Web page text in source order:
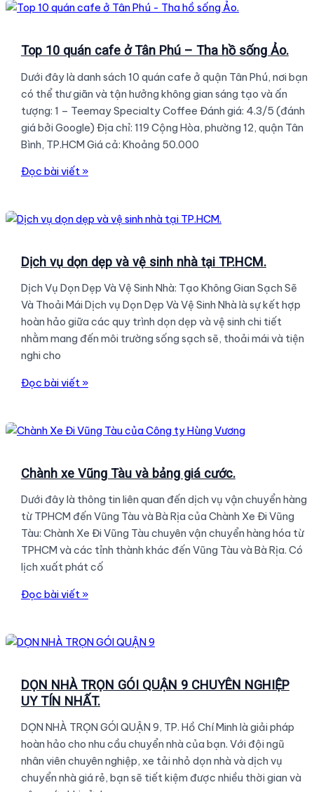
NHÀ
GÓI
247
TẠI
TPHCM
CỦA
HÙNG
VƯƠNG
Top 10 quán cafe ở Tân Phú – Tha hồ sống Ảo.
Dưới đây là danh sách 10 quán cafe ở quận Tân Phú, nơi bạn
có thể thư giãn và tận hưởng không gian sáng tạo và ấn
tượng: 1 – Teemay Specialty Coffee Đánh giá: 4.3/5 (đánh
giá bởi Google) Địa chỉ: 119 Cộng Hòa, phường 12, quận Tân
Bình, TP.HCM Giá cả: Khoảng 50.000
Top
cafe
Tân
Phú
–
Tha
hồ
sống
Ảo.
Đọc bài viết »
Dịch vụ dọn dẹp và vệ sinh nhà tại TP.HCM.
Dịch Vụ Dọn Dẹp Và Vệ Sinh Nhà: Tạo Không Gian Sạch Sẽ
Và Thoải Mái Dịch vụ Dọn Dẹp Và Vệ Sinh Nhà là sự kết hợp
hoàn hảo giữa các quy trình dọn dẹp và vệ sinh chi tiết
nhằm mang đến môi trường sống sạch sẽ, thoải mái và tiện
nghi cho
Dịch
dẹp
vệ
sinh
nhà
tại
TP.HCM.
Đọc bài viết »
Chành xe Vũng Tàu và bảng giá cước.
Dưới đây là thông tin liên quan đến dịch vụ vận chuyển hàng
từ TPHCM đến Vũng Tàu và Bà Rịa của Chành Xe Đi Vũng
Tàu: Chành Xe Đi Vũng Tàu chuyên vận chuyển hàng hóa từ
TPHCM và các tỉnh thành khác đến Vũng Tàu và Bà Rịa. Có
lịch xuất phát cố
Chành
Tàu
bảng
giá
cước.
Đọc bài viết »
DỌN NHÀ TRỌN GÓI QUẬN 9 CHUYÊN NGHIỆP
UY TÍN NHẤT.
DỌN NHÀ TRỌN GÓI QUẬN 9, TP. Hồ Chí Minh là giải pháp
hoàn hảo cho nhu cầu chuyển nhà của bạn. Với đội ngũ
nhân viên chuyên nghiệp, xe tải nhỏ dọn nhà và dịch vụ
chuyển nhà giá rẻ, bạn sẽ tiết kiệm được nhiều thời gian và